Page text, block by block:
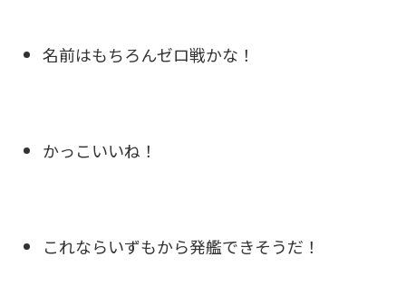
名前はもちろんゼロ戦かな！
かっこいいね！
これならいずもから発艦できそうだ！